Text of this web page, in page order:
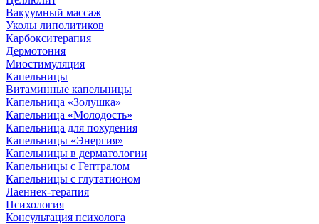
Вакуумный массаж
Уколы липолитиков
Карбокситерапия
Дермотония
Миостимуляция
Капельницы
Витаминные капельницы
Капельница «Золушка»
Капельница «Молодость»
Капельница для похудения
Капельницы «Энергия»
Капельницы в дерматологии
Капельницы с Гептралом
Капельницы с глутатионом
Лаеннек-терапия
Психология
Консультация психолога